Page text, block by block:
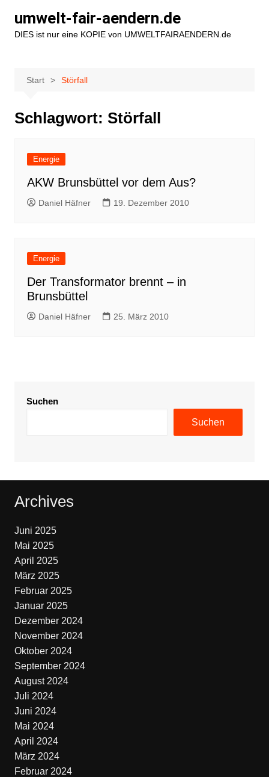
Inhalt
springen
umwelt-fair-aendern.de
DIES ist nur eine KOPIE von UMWELTFAIRAENDERN.de
Start Störfall
Schlagwort: Störfall
Energie
AKW Brunsbüttel vor dem Aus?
Daniel Häfner 19. Dezember 2010
Energie
Der Transformator brennt – in
Brunsbüttel
Daniel Häfner 25. März 2010
Suchen
Suchen
Archives
Juni 2025
Mai 2025
April 2025
März 2025
Februar 2025
Januar 2025
Dezember 2024
November 2024
Oktober 2024
September 2024
August 2024
Juli 2024
Juni 2024
Mai 2024
April 2024
März 2024
Februar 2024